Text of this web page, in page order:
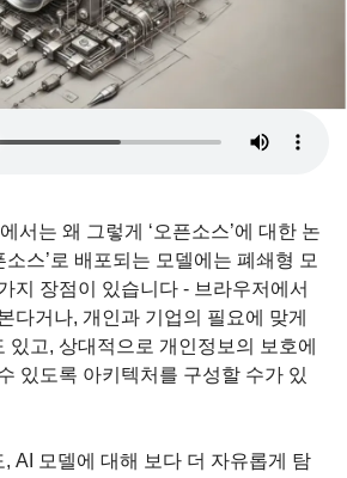
서는 왜 그렇게 ‘오픈소스’에 대한 논
소스’로 배포되는 모델에는 폐쇄형 모
지 장점이 있습니다 - 브라우저에서
다거나, 개인과 기업의 필요에 맞게
있고, 상대적으로 개인정보의 보호에
있도록 아키텍처를 구성할 수가 있
AI 모델에 대해 보다 더 자유롭게 탐